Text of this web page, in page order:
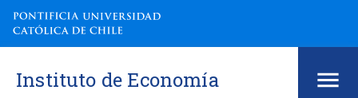
Instituto de Economía